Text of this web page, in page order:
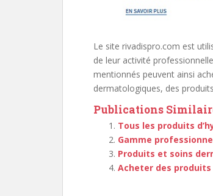
Le site rivadispro.com est
de leur activité
mentionnés peuvent ainsi
dermatologiques, des
Publications
Tous les produits
Gamme
Produits et soins
Acheter des